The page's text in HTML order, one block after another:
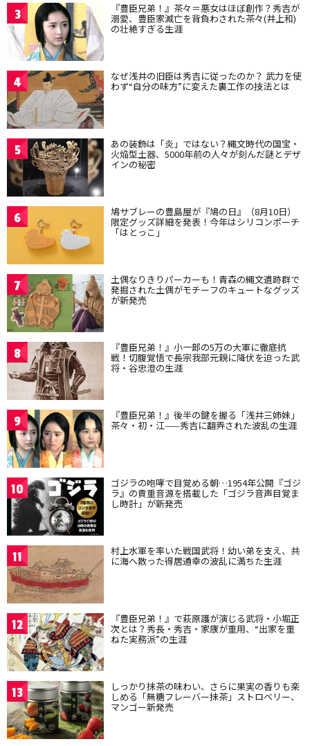
3 『豊臣兄弟！』茶々＝悪女はほぼ創作？秀吉が
溺愛、豊臣家滅亡を背負わされた茶々(井上和)
の壮絶すぎる生涯
4 なぜ浅井の旧臣は秀吉に従ったのか？ 武力を使
わず“自分の味方”に変えた裏工作の技法とは
5 あの装飾は「炎」ではない？縄文時代の国宝・
火焔型土器、5000年前の人々が刻んだ謎とデザ
インの秘密
6 鳩サブレーの豊島屋が『鳩の日』（8月10日）
限定グッズ詳細を発表！今年はシリコンポーチ
「はとっこ」
7 土偶なりきりパーカーも！青森の縄文遺跡群で
発掘された土偶がモチーフのキュートなグッズ
が新発売
8 『豊臣兄弟！』小一郎の5万の大軍に徹底抗
戦！切腹覚悟で長宗我部元親に降伏を迫った武
将・谷忠澄の生涯
9 『豊臣兄弟！』後半の鍵を握る「浅井三姉妹」
茶々・初・江——秀吉に翻弄された波乱の生涯
10 ゴジラの咆哮で目覚める朝…1954年公開『ゴジ
ラ』の貴重音源を搭載した「ゴジラ音声目覚ま
し時計」が新発売
11 村上水軍を率いた戦国武将！幼い弟を支え、共
に海へ散った得居通幸の波乱に満ちた生涯
12 『豊臣兄弟！』で萩原護が演じる武将・小堀正
次とは？秀長・秀吉・家康が重用、“出家を重
ねた実務派”の生涯
13 しっかり抹茶の味わい、さらに果実の香りも楽
しめる「無糖フレーバー抹茶」ストロベリー、
マンゴー新発売